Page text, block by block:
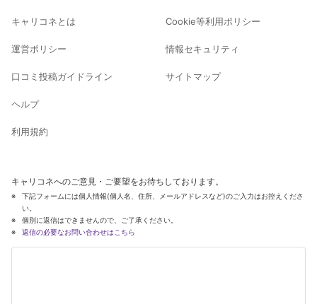
キャリコネとは
運営ポリシー
口コミ投稿ガイドライン
ヘルプ
利用規約
Cookie等利用ポリシー
情報セキュリティ
サイトマップ
キャリコネへのご意見・ご要望をお待ちしております。
下記フォームには個人情報(個人名、住所、メールアドレスなど)のご入力はお控えくださ
い。
個別に返信はできませんので、ご了承ください。
返信の必要なお問い合わせはこちら